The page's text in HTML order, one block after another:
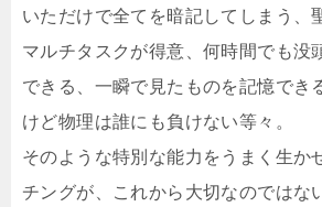
いただけで全てを暗記してしまう、
マルチタスクが得意、何時間でも没
できる、一瞬で見たものを記憶でき
けど物理は誰にも負けない等々。
そのような特別な能力をうまく生か
チングが、これから大切なのではな